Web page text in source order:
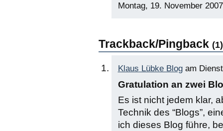
Montag, 19. November
Trackback/Pingback (1)
Klaus Lübke Blog am
Gratulation an zwei
Es ist nicht jedem klar,
Technik des “Blogs”,
ich dieses Blog führe,